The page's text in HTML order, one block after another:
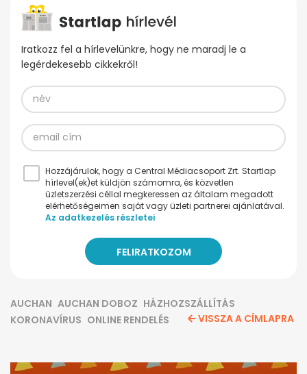
Iratkozz fel a hírlevelünkre, hogy ne maradj le a
legérdekesebb cikkekről!
Hozzájárulok, hogy a Central Médiacsoport Zrt. Startlap
hírlevel(ek)et küldjön számomra, és közvetlen
üzletszerzési céllal megkeressen az általam megadott
elérhetőségeimen saját vagy üzleti partnerei ajánlatával.
Az adatkezelés részletei
AUCHAN AUCHAN DOBOZ HÁZHOZSZÁLLÍTÁS
KORONAVÍRUS ONLINE RENDELÉS VISSZA A CÍMLAPRA